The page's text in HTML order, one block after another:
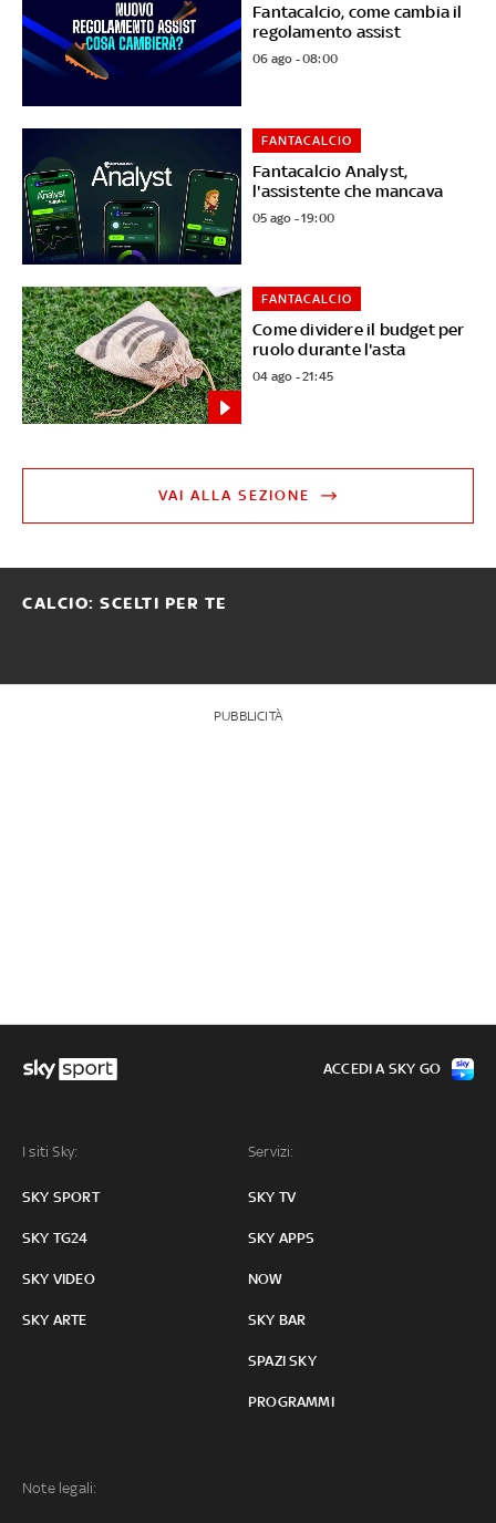
Fantacalcio, come cambia il
regolamento assist
06 ago - 08:00
Fantacalcio Analyst,
l'assistente che mancava
FANTACALCIO
05 ago - 19:00
Come dividere il budget per
ruolo durante l'asta
FANTACALCIO
04 ago - 21:45
VAI ALLA SEZIONE
CALCIO: SCELTI PER TE
PUBBLICITÀ
I siti Sky:
SKY SPORT
SKY TG24
SKY VIDEO
SKY ARTE
Servizi:
SKY TV
SKY APPS
NOW
SKY BAR
SPAZI SKY
PROGRAMMI
Note legali:
ACCEDI A SKY GO